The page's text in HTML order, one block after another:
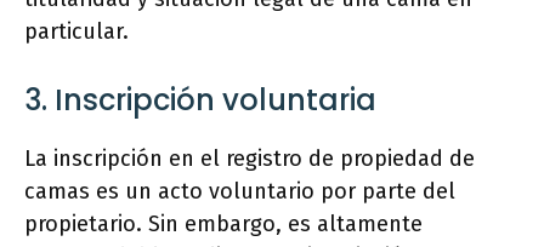
particular.
3. Inscripción voluntaria
La inscripción en el registro de propiedad de
camas es un acto voluntario por parte del
propietario. Sin embargo, es altamente